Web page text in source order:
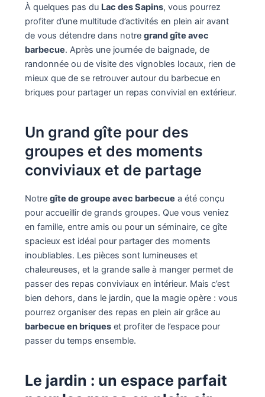
À quelques pas du Lac des Sapins, vous pourrez
profiter d’une multitude d’activités en plein air avant
de vous détendre dans notre grand gîte avec
barbecue. Après une journée de baignade, de
randonnée ou de visite des vignobles locaux, rien de
mieux que de se retrouver autour du barbecue en
briques pour partager un repas convivial en extérieur.
Un grand gîte pour des
groupes et des moments
conviviaux et de partage
Notre gîte de groupe avec barbecue a été conçu
pour accueillir de grands groupes. Que vous veniez
en famille, entre amis ou pour un séminaire, ce gîte
spacieux est idéal pour partager des moments
inoubliables. Les pièces sont lumineuses et
chaleureuses, et la grande salle à manger permet de
passer des repas conviviaux en intérieur. Mais c’est
bien dehors, dans le jardin, que la magie opère : vous
pourrez organiser des repas en plein air grâce au
barbecue en briqueset profiter de l’espace pour
passer du temps ensemble.
Le jardin : un espace parfait